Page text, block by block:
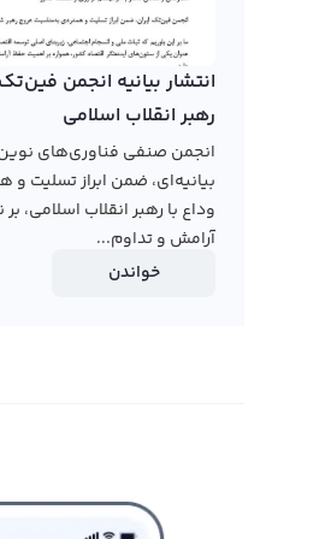
بفروشید و یا آن را به دیگر
کاربران گراف خود را با
ورود و خروج از معاملات،
رابکس از خرید و فروش بیش از ۱۰۰۰ ارز دیجیتال پشتیبانی می‌کند. برای مشاهده قیمت رمز ارز گراف، به صفحه
بروید.
انتشار بیانیه انجمن
رهبر انقلاب اسلامی
انجمن صنفی فناوری‌های
بیانیه‌ای، ضمن ابراز تسلیت
وداع با رهبر انقلاب
آرامش و تداوم...
خواندن